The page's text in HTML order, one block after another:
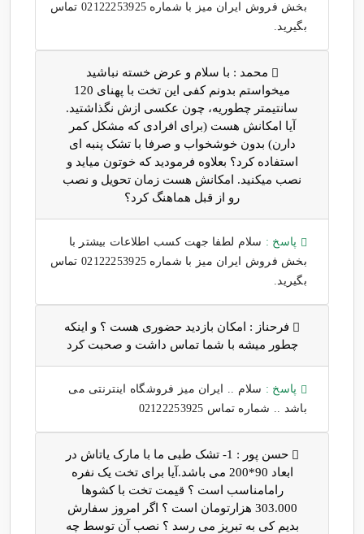
بخش فروش ایران میز با شماره 02122253925 تماس
بگیرید.
محمد : با سلام و عرض خسته نباشید
میخواستم بدونم کفی این تخت با پهنای 120
سانتیمتر چطوریه، چون عکسی ازش نگذاشتید.
آیا امکانش هست (برای افرادی که مشکل کمر
دارن) بدون خوشخواب و صرفا با تشک پنبه ای
استفاده کرد؟ بعلاوه فرمودید که خوتون میاید و
نصب میکنید. امکانش هست زمان تحویل و نصب
رو از قبل هماهنگ کرد؟
پاسخ : سلام لطفا جهت کسب اطلاعات بیشتر با
بخش فروش ایران میز با شماره 02122253925 تماس
بگیرید.
فرحناز : امکان بازدید حضوری هست ؟ و اینکه
چطور میشه با شما تماس داشت و صحبت کرد
پاسخ : سلام .. ایران میز فروشگاه اینترنتی می
باشد .. شماره تماس 02122253925
حسن پور :
1- تشک طبی ما با مارک یاتاش در
ابعاد 90*200 می باشد.آیا برای تخت یک نفره
رامامناسب است ؟ قیمت تخت با کشوها
303.000 هزارتومان است ؟ اگر امروز سفارش
بدیم کی به تبریز می رسد ؟ نصب آن توسط چه